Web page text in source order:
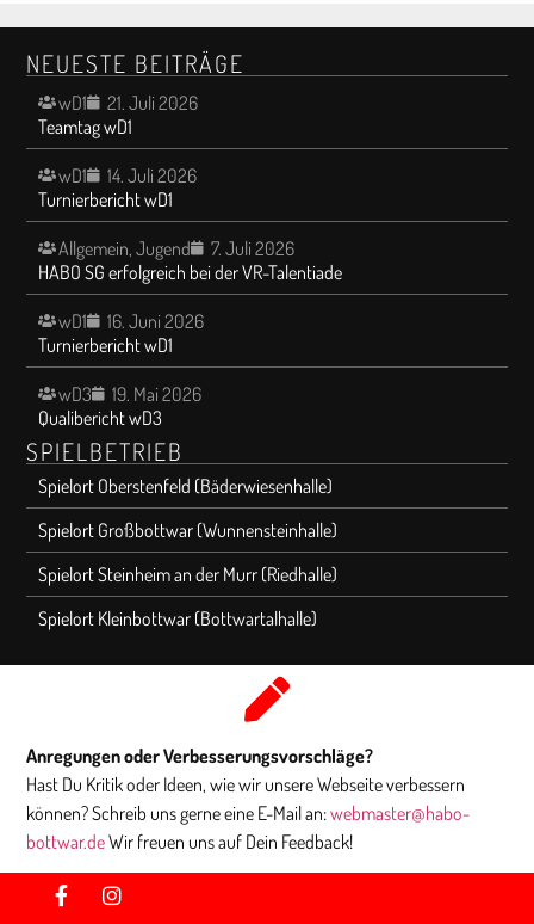
NEUESTE BEITRÄGE
wD1
21. Juli 2026
Teamtag wD1
wD1
14. Juli 2026
Turnierbericht wD1
Allgemein,Jugend
7. Juli 2026
HABO SG erfolgreich bei der VR-Talentiade
wD1
16. Juni 2026
Turnierbericht wD1
wD3
19. Mai 2026
Qualibericht wD3
SPIELBETRIEB
Spielort Oberstenfeld (Bäderwiesenhalle)
Spielort Großbottwar (Wunnensteinhalle)
Spielort Steinheim an der Murr (Riedhalle)
Spielort Kleinbottwar (Bottwartalhalle)
Anregungen oder Verbesserungsvorschläge?
Hast Du Kritik oder Ideen, wie wir unsere Webseite verbessern
können? Schreib uns gerne eine E-Mail an:webmaster@habo-
bottwar.deWir freuen uns auf Dein Feedback!